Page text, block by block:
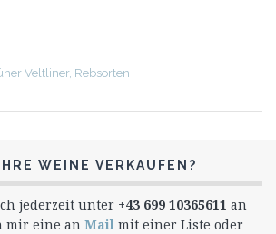
Veltliner, Rebsorten
WEINE VERKAUFEN?
jederzeit unter +43 699 10365611 an
mir eine an Mail mit einer Liste oder